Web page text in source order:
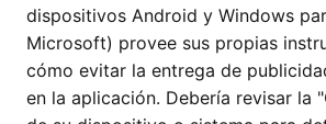
dispositivos Android y Windows
Microsoft) provee sus propias
cómo evitar la entrega de
en la aplicación. Debería revisar la